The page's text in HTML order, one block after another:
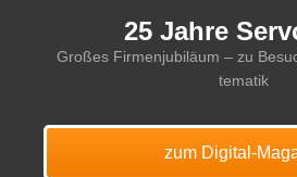
25 Jahre
Großes Firmenjubiläum – zu
tematik
zum Digital-